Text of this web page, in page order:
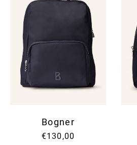
Bogner
€130,00